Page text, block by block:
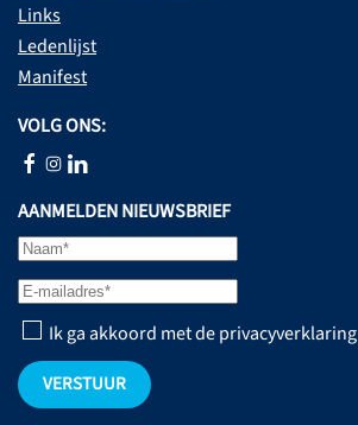
Links
Ledenlijst
Manifest
VOLG ONS:
AANMELDEN NIEUWSBRIEF
Ik ga akkoord met de privacyverklaring
VERSTUUR